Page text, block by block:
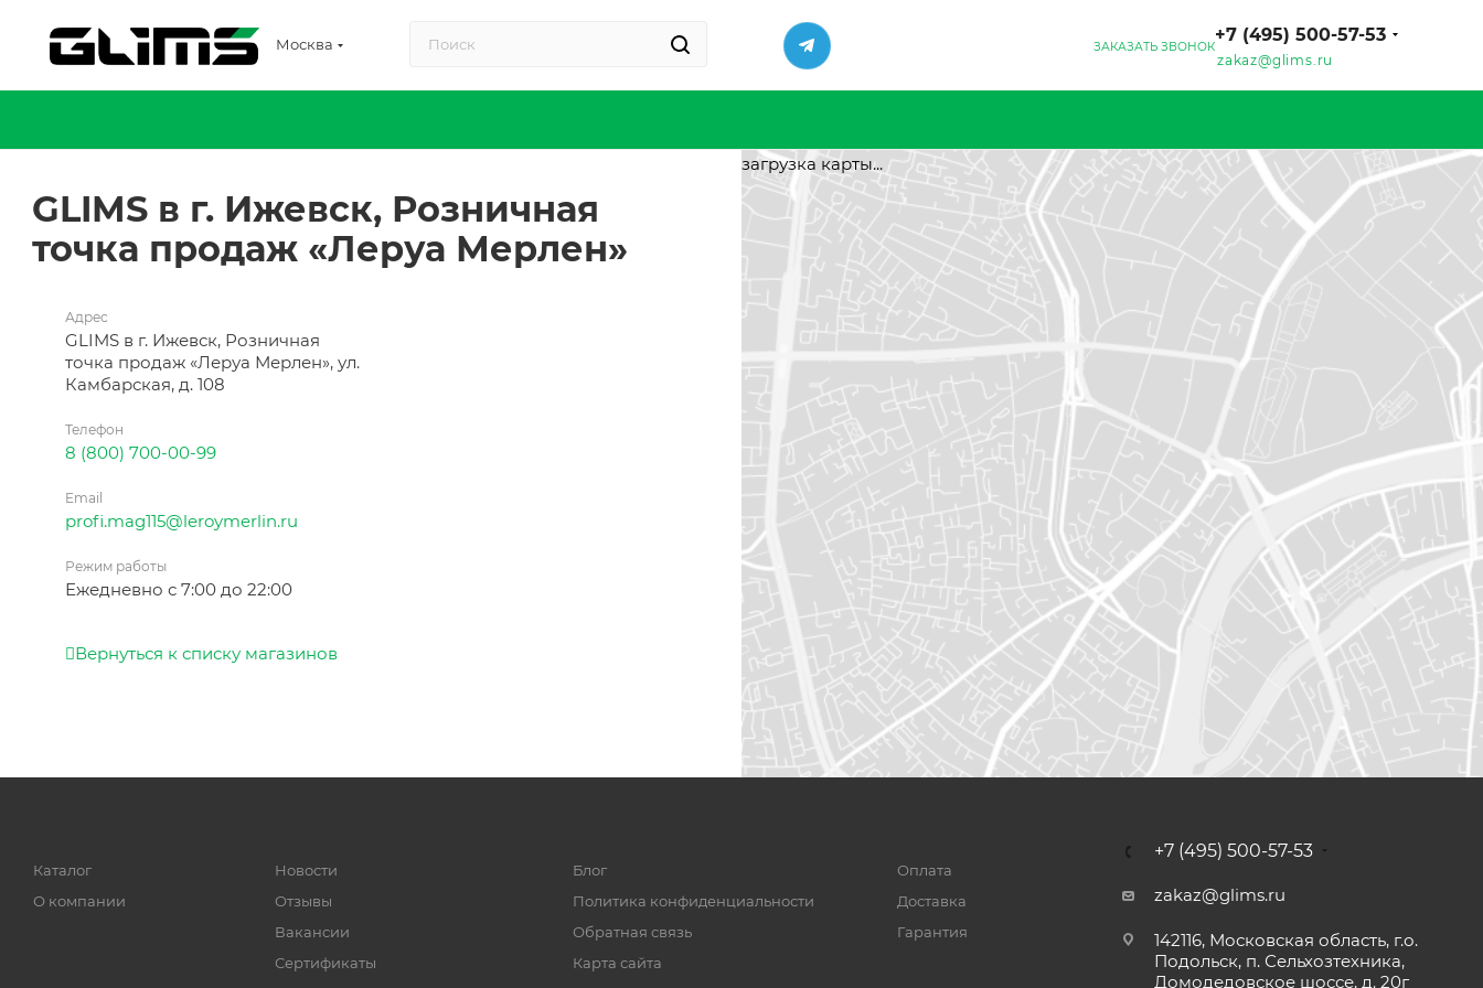
Москва ЗАКАЗАТЬ ЗВОНОК
+7 (495) 500-57-53
zakaz@glims.ru
GLIMS в г. Ижевск, Розничная
точка продаж «Леруа Мерлен»
Адрес
GLIMS в г. Ижевск, Розничная
точка продаж «Леруа Мерлен», ул.
Камбарская, д. 108
Телефон
8 (800) 700-00-99
Email
profi.mag115@leroymerlin.ru
Режим работы
Ежедневно с 7:00 до 22:00
Вернуться к списку магазинов
загрузка карты...
Каталог
О компании
Новости
Отзывы
Вакансии
Сертификаты
Блог
Политика конфиденциальности
Обратная связь
Карта сайта
Оплата
Доставка
Гарантия
+7 (495) 500-57-53
zakaz@glims.ru
142116, Московская область, г.о.
Подольск, п. Сельхозтехника,
Домодедовское шоссе, д. 20г